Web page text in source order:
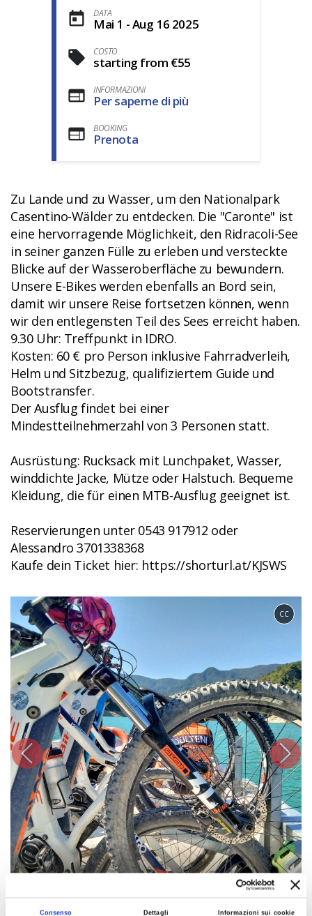
Consenso Dettagli Informazioni sui cookie
DATA
Mai 1 - Aug 16 2025
COSTO
starting from €55
INFORMAZIONI
Per saperne di più
BOOKING
Prenota
Zu Lande und zu Wasser, um den Nationalpark
Casentino-Wälder zu entdecken. Die "Caronte" ist
eine hervorragende Möglichkeit, den Ridracoli-See
in seiner ganzen Fülle zu erleben und versteckte
Blicke auf der Wasseroberfläche zu bewundern.
Unsere E-Bikes werden ebenfalls an Bord sein,
damit wir unsere Reise fortsetzen können, wenn
wir den entlegensten Teil des Sees erreicht haben.
9.30 Uhr: Treffpunkt in IDRO.
Kosten: 60 € pro Person inklusive Fahrradverleih,
Helm und Sitzbezug, qualifiziertem Guide und
Bootstransfer.
Der Ausflug findet bei einer
Mindestteilnehmerzahl von 3 Personen statt.
Ausrüstung: Rucksack mit Lunchpaket, Wasser,
winddichte Jacke, Mütze oder Halstuch. Bequeme
Kleidung, die für einen MTB-Ausflug geeignet ist.
Reservierungen unter 0543 917912 oder
Alessandro 3701338368
Kaufe dein Ticket hier: https://shorturl.at/KJSWS
CC
1/2